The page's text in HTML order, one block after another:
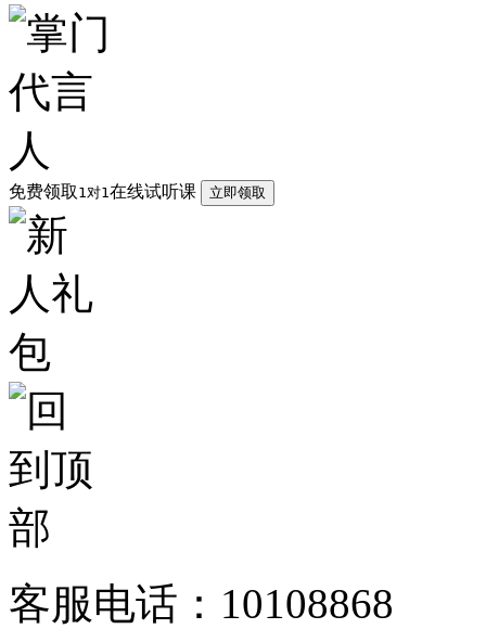
免费领取 1对1在线试听课 立即领取
客服电话：10108868